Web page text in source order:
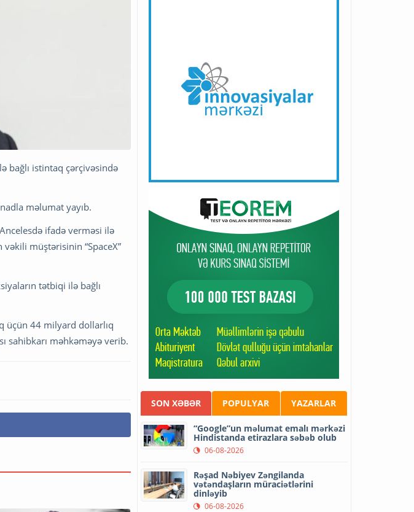
bağlı istintaq çərçivəsində
məlumat yayıb.
ifadə verməsi ilə
vəkili müştərisinin “SpaceX”
tətbiqi ilə bağlı
üçün 44 milyard dollarlıq
sahibkarı məhkəməyə verib.
SON XƏBƏR POPULYAR YAZARLAR
“Google”un məlumat emalı mərkəzi
Hindistanda etirazlara səbəb olub
06-08-2026
Rəşad Nəbiyev Zəngilanda
vətəndaşların müraciətlərini
dinləyib
06-08-2026